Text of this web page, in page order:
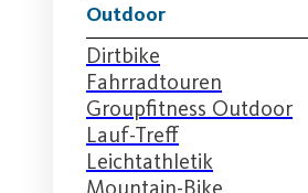
Outdoor
Dirtbike
Fahrradtouren
Groupfitness Outdoor
Lauf-Treff
Leichtathletik
Mountain-Bike